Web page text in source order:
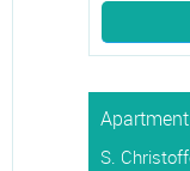
Apartment
S.